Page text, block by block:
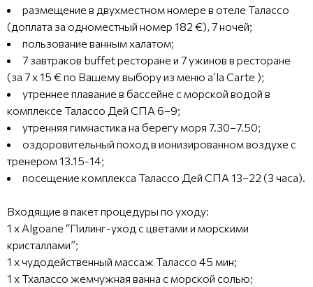
размещение в двухместном номере в отеле Талассо
(доплата за одноместный номер 182 €), 7 ночей;
пользование ванным халатом;
7 завтраков buffet ресторане и 7 ужинов в ресторане
(за 7 х 15 € по Вашему выбору из меню a’la Сarte );
утреннее плавание в бассейне с морской водой в
комплексе Талассо Дей СПА 6–9;
утренняя гимнастика на берегу моря 7.30–7.50;
оздоровительный поход в ионизированном воздухе с
тренером 13.15-14;
посещение комплекса Талассо Дей СПА 13–22 (3 часа).
Входящие в пакет процедуры по уходу:
1 x Algoane “Пилинг-уход с цветами и морскими
кристаллами”;
1 x чудодейственный массаж Талассо 45 мин;
1 x Тхалассо жемчужная ванна с морской солью;